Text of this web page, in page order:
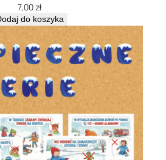
7,00zł
do koszyka